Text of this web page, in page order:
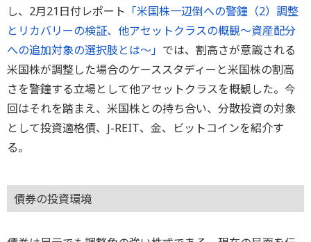
し、2月21日付レポート 「米国株一辺倒への警鐘（2）調整
とリカバリーの検証、他アセットクラスの概観～資産配分
への追加対象の選択肢とは～」 では、割高さが意識される
米国株が調整した場合のケーススタディーと米国株の割高
さを警鐘する立場として他アセットクラスを概観した。今
回はそれを踏まえ、米国株との持ち合い、分散投資の対象
として投資適格債、J-REIT、金、ビットコインを紹介す
る。
債券の投資環境